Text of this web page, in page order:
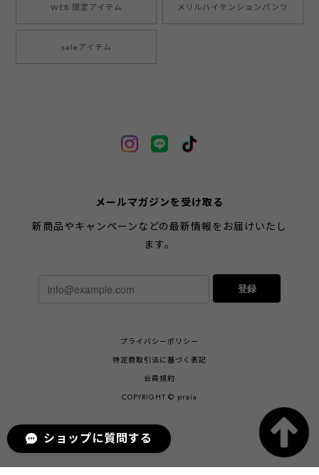
WEB 限定アイテム メリルハイテンションパンツ
saleアイテム
メールマガジンを受け取る
新商品やキャンペーンなどの最新情報をお届けいたし
ます。
登録
プライバシーポリシー
特定商取引法に基づく表記
会員規約
COPYRIGHT © praia
ショップに質問する